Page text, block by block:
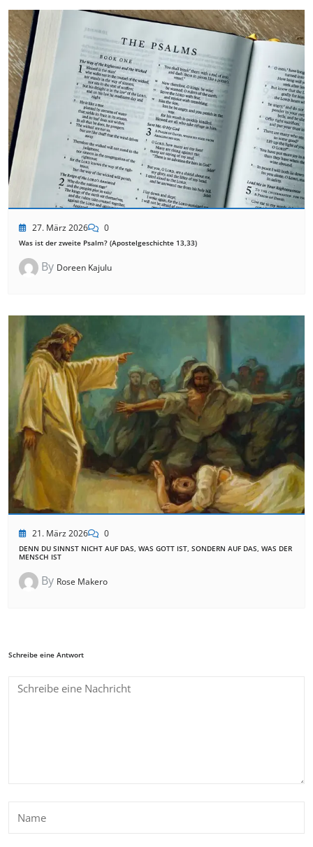
27. März 2026 0
Was ist der zweite Psalm? (Apostelgeschichte 13,33)
By Doreen Kajulu
21. März 2026 0
DENN DU SINNST NICHT AUF DAS, WAS GOTT IST, SONDERN AUF DAS, WAS DER
MENSCH IST
By Rose Makero
Schreibe eine Antwort